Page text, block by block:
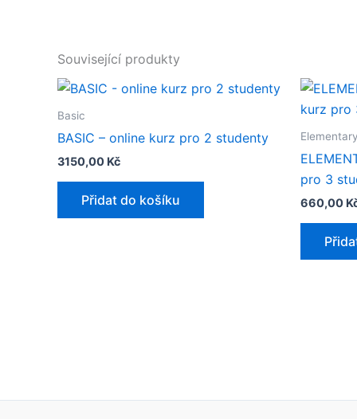
Související produkty
Basic
BASIC – online kurz pro 2 studenty
3150,00 Kč
Přidat do košíku
Elementary
pro 3
660,00